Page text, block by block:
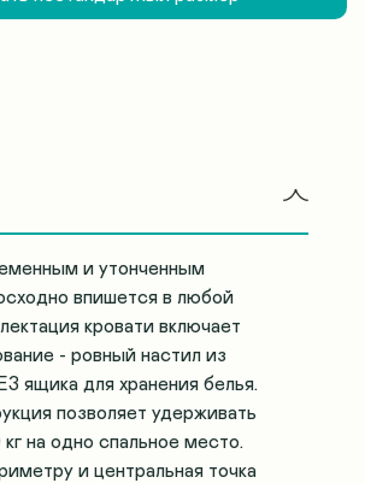
и утонченным
впишется в любой
кровати включает
- ровный настил из
ящика для хранения белья.
позволяет удерживать
кг на одно спальное место.
и центральная точка